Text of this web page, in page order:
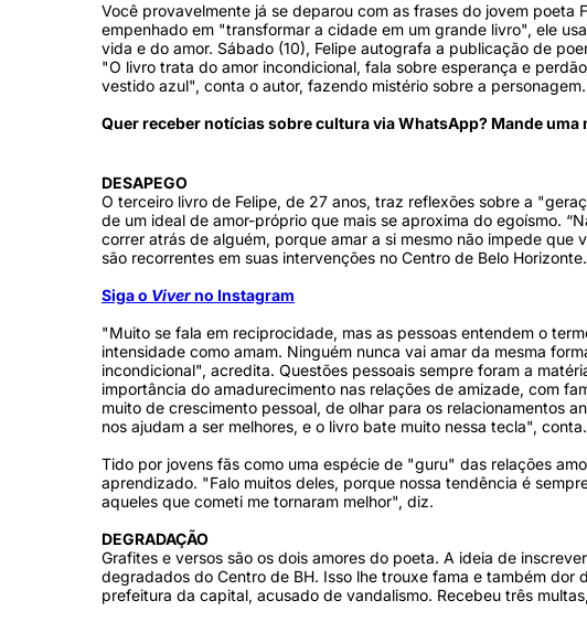
Você provavelmente já se deparou com as frases do jovem poeta
empenhado em "transformar a cidade em um grande livro", ele
vida e do amor. Sábado (10), Felipe autografa a publicação de
"O livro trata do amor incondicional, fala sobre esperança e
vestido azul", conta o autor, fazendo mistério sobre a
Quer receber notícias sobre cultura via WhatsApp? Mande uma
DESAPEGO
O terceiro livro de Felipe, de 27 anos, traz reflexões sobre a
de um ideal de amor-próprio que mais se aproxima do egoísmo.
correr atrás de alguém, porque amar a si mesmo não impede
são recorrentes em suas intervenções no Centro de Belo Horizonte.
Siga o Viverno Instagram
"Muito se fala em reciprocidade, mas as pessoas entendem o
intensidade como amam. Ninguém nunca vai amar da mesma
incondicional", acredita. Questões pessoais sempre foram a
importância do amadurecimento nas relações de amizade, com
muito de crescimento pessoal, de olhar para os relacionamentos
nos ajudam a ser melhores, e o livro bate muito nessa tecla", conta.
Tido por jovens fãs como uma espécie de "guru" das relações
aprendizado. "Falo muitos deles, porque nossa tendência é
aqueles que cometi me tornaram melhor", diz.
DEGRADAÇÃO
Grafites e versos são os dois amores do poeta. A ideia de
degradados do Centro de BH. Isso lhe trouxe fama e também dor
prefeitura da capital, acusado de vandalismo. Recebeu três